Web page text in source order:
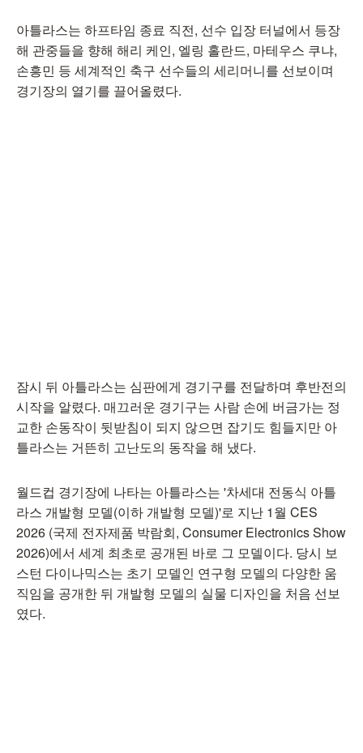
아틀라스는 하프타임 종료 직전, 선수 입장 터널에서 등장
해 관중들을 향해 해리 케인, 엘링 홀란드, 마테우스 쿠냐,
손흥민 등 세계적인 축구 선수들의 세리머니를 선보이며
경기장의 열기를 끌어올렸다.
잠시 뒤 아틀라스는 심판에게 경기구를 전달하며 후반전의
시작을 알렸다. 매끄러운 경기구는 사람 손에 버금가는 정
교한 손동작이 뒷받침이 되지 않으면 잡기도 힘들지만 아
틀라스는 거뜬히 고난도의 동작을 해 냈다.
월드컵 경기장에 나타는 아틀라스는 '차세대 전동식 아틀
라스 개발형 모델(이하 개발형 모델)'로 지난 1월 CES
2026 (국제 전자제품 박람회, Consumer Electronics Show
2026)에서 세계 최초로 공개된 바로 그 모델이다. 당시 보
스턴 다이나믹스는 초기 모델인 연구형 모델의 다양한 움
직임을 공개한 뒤 개발형 모델의 실물 디자인을 처음 선보
였다.